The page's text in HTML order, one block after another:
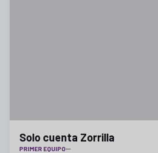
Solo cuenta Zorrilla
PRIMER EQUIPO